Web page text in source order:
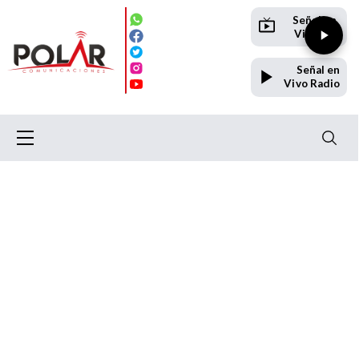
Señal en
Vivo TV
Señal en
Vivo Radio